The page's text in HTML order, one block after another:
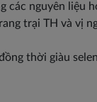
các nguyên liệu
trại TH và vị
thời giàu